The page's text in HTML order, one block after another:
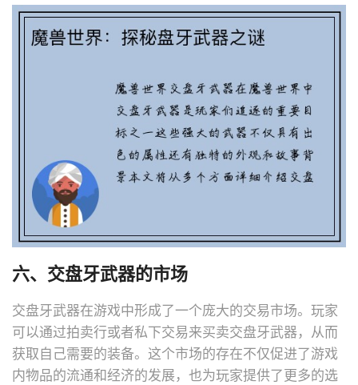
六、交盘牙武器的市场
交盘牙武器在游戏中形成了一个庞大的交易市场。玩家
可以通过拍卖行或者私下交易来买卖交盘牙武器，从而
获取自己需要的装备。这个市场的存在不仅促进了游戏
内物品的流通和经济的发展，也为玩家提供了更多的选